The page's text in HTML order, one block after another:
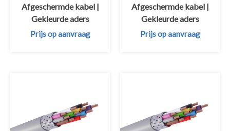
Afgeschermde kabel |
Gekleurde aders
Prijs op aanvraag
Afgeschermde kabel |
Gekleurde aders
Prijs op aanvraag